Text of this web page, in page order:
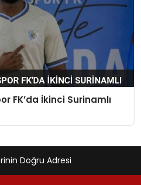
FK’da İkinci Surinamlı
Doğru Adresi